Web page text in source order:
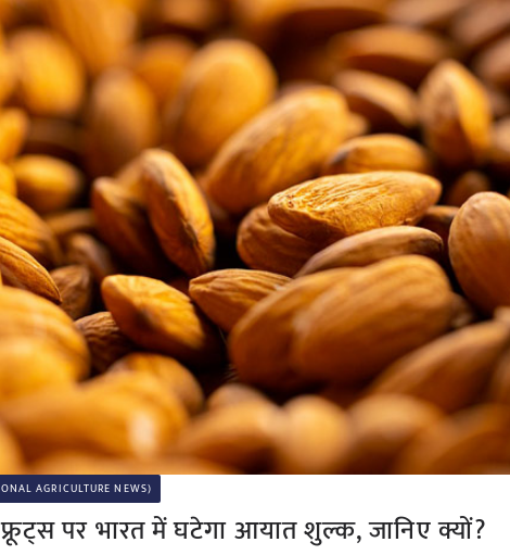
AGRICULTURE NEWS)
फ्रूट्स पर भारत में घटेगा आयात शुल्क, जानिए क्यों?